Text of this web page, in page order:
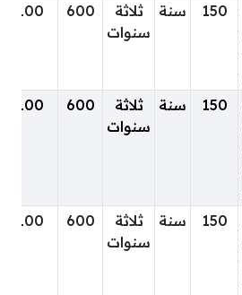
150 سنة
ثلاثة
سنوات
600
100
150 سنة
ثلاثة
سنوات
600
100
150 سنة
ثلاثة
سنوات
600
100